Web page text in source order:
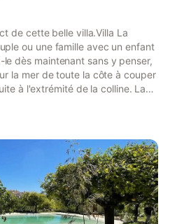
de cette belle villa.Villa La
ou une famille avec un enfant
dès maintenant sans y penser,
la mer de toute la côte à couper
à l'extrémité de la colline. La
de marcher pieds nus sur la
avez choisi l'endroit parfait pour